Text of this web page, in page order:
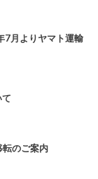
7月よりヤマト運輸
転のご案内